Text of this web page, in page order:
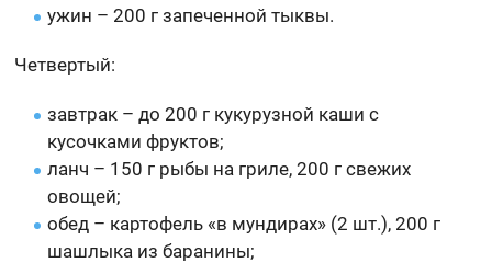
ужин – 200 г запеченной тыквы.
Четвертый:
завтрак – до 200 г кукурузной каши с
кусочками фруктов;
ланч – 150 г рыбы на гриле, 200 г свежих
овощей;
обед – картофель «в мундирах» (2 шт.), 200 г
шашлыка из баранины;